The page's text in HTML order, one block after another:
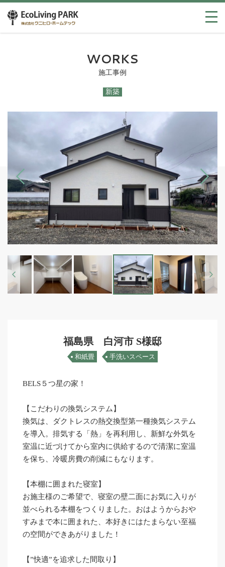
WORKS
施工事例
新築
Previous Next
Previous Next
福島県 白河市 S様邸
和紙畳 手洗いスペース
BELS５つ星の家！
【こだわりの換気システム】
換気は、ダクトレスの熱交換型第一種換気システム
を導入。排気する「熱」を再利用し、新鮮な外気を
室温に近づけてから室内に供給するので清潔に室温
を保ち、冷暖房費の削減にもなります。
【本棚に囲まれた寝室】
お施主様のご希望で、寝室の壁二面にお気に入りが
並べられる本棚をつくりました。おはようからおや
すみまで本に囲まれた、本好きにはたまらない至福
の空間ができあがりました！
【”快適”を追求した間取り】